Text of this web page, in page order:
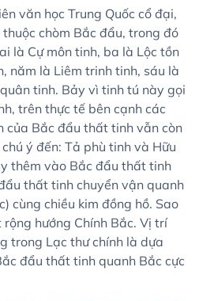
văn học Trung Quốc cổ đại,
chòm Bắc đẩu, trong đó
là Cự môn tinh, ba là Lộc tồn
năm là Liêm trinh tinh, sáu là
tinh. Bảy vì tinh tú này gọi
trên thực tế bên cạnh các
của Bắc đẩu thất tinh vẫn còn
ý đến: Tả phù tinh và Hữu
thêm vào Bắc đẩu thất tinh
thất tinh chuyển vận quanh
cùng chiều kim đồng hồ. Sao
hướng Chính Bắc. Vị trí
trong Lạc thư chính là dựa
đẩu thất tinh quanh Bắc cực